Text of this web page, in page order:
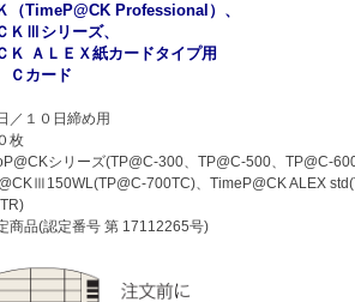
（TimeP@CK Professional）、
ＫⅢシリーズ、
Ｋ ＡＬＥＸ紙カードタイプ用
Ｃカード
／１０日締め用
枚
シリーズ(TP@C-300、TP@C-500、TP@C-
700TC)、TimeP@CK ALEX
商品(認定番号 第 17112265号)